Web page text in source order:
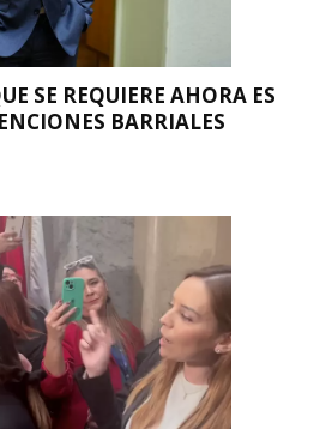
SE REQUIERE AHORA ES
BARRIALES